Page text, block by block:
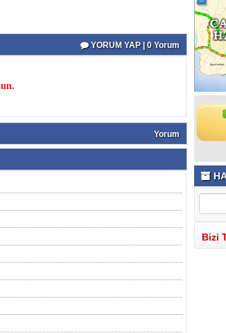
YORUM YAP | 0 Yorum
Yorum
Bizi